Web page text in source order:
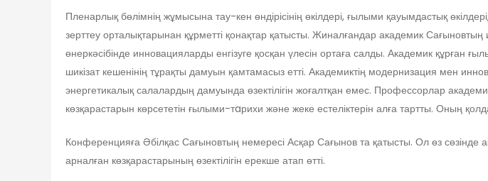
Пленарлық бөлімнің жұмысына тау-кен өндірісінің өкілдері, ғылыми қауымдастық
зерттеу орталықтарынан құрметті қонақтар қатысты. Жиналғандар академик
өнеркәсібінде инновацияларды енгізуге қосқан үлесін ортаға салды. Академик
шикізат кешенінің тұрақты дамуын қамтамасыз етті. Академиктің модернизация мен
энергетикалық салалардың дамуында өзектілігін жоғалтқан емес. Профессорлар
көзқарастарын көрсететін ғылыми-тaрихи және жеке естеліктерін алға тартты. Оның
Конференцияға Әбілқас Сағыновтың немересі Асқар Сағынов та қатысты. Ол өз сөзінде
арналған көзқарастарының өзектілігін ерекше атап өтті.